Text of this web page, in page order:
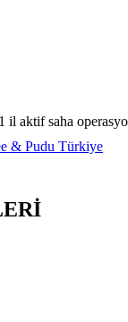
il aktif saha
& Pudu Türkiye